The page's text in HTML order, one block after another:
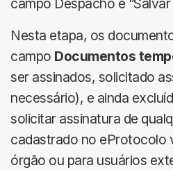
campo Despacho e
Nesta etapa, os
campo Documentos
ser assinados, solicitado
necessário), e ainda
solicitar assinatura de
cadastrado no eProtocolo
órgão ou para usuários